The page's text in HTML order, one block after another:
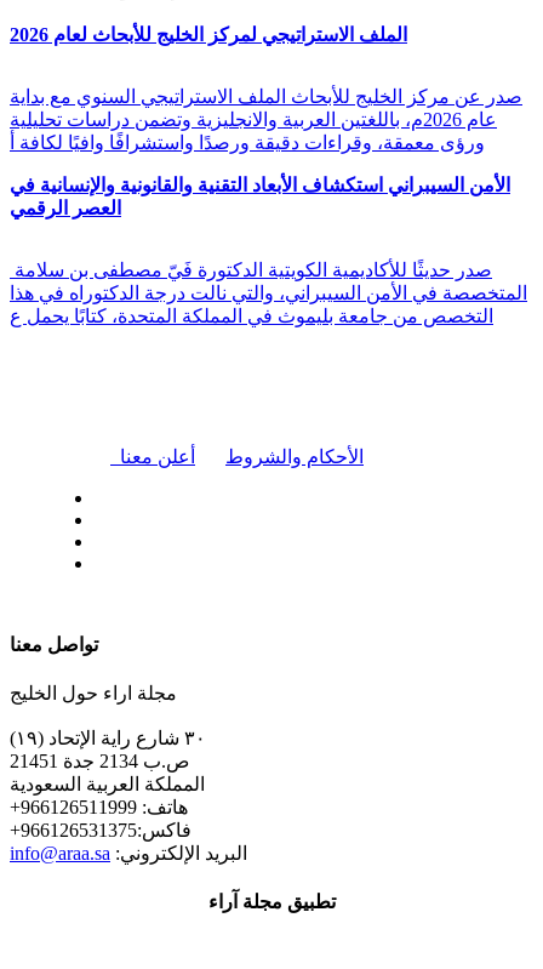
الملف الاستراتيجي لمركز الخليج للأبحاث لعام 2026
صدر عن مركز الخليج للأبحاث الملف الاستراتيجي السنوي مع بداية
عام 2026م، باللغتين العربية والانجليزية وتضمن دراسات تحليلية
ورؤى معمقة، وقراءات دقيقة ورصدًا واستشرافًا وافيًا لكافة أ
الأمن السيبراني استكشاف الأبعاد التقنية والقانونية والإنسانية في
العصر الرقمي
المتخصصة في الأمن السيبراني، والتي نالت درجة الدكتوراه في هذا
التخصص من جامعة بليموث في المملكة المتحدة، كتابًا يحمل ع
أعلن معنا الأحكام والشروط
تواصل معنا
مجلة اراء حول الخليج
٣٠ شارع راية الإتحاد (١٩)
ص.ب 2134 جدة 21451
المملكة العربية السعودية
+هاتف: 966126511999
+فاكس:966126531375
info@araa.sa :البريد الإلكتروني
تطبيق مجلة آراء